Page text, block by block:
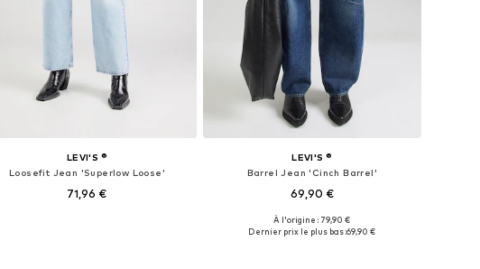
LEVI'S ®
Loosefit Jean 'Superlow Loose'
71,96 €
LEVI'S ®
Barrel Jean 'Cinch Barrel'
69,90 €
Disponible en plusieurs tailles
À l'origine : 79,90 €
Dernier prix le plus bas :69,90 €